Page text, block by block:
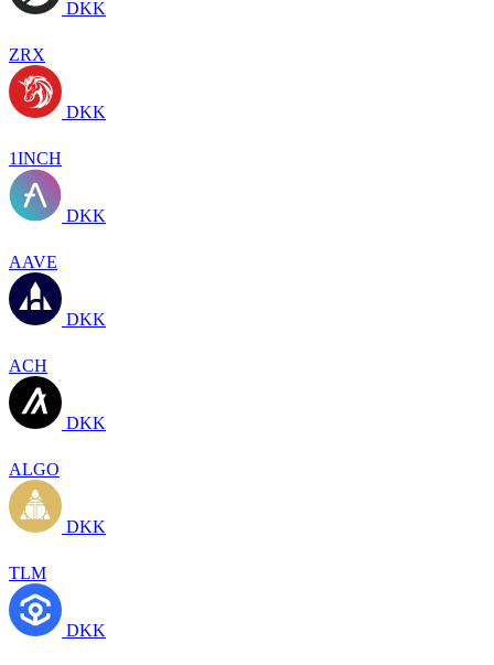
DKK
ZRX
DKK
1INCH
DKK
AAVE
DKK
ACH
DKK
ALGO
DKK
TLM
DKK